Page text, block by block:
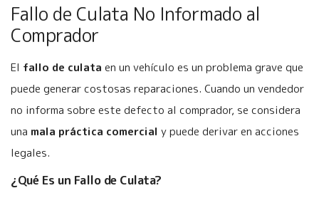
Fallo de Culata No Informado al
Comprador
El fallo de culata en un vehículo es un problema grave que
puede generar costosas reparaciones. Cuando un vendedor
no informa sobre este defecto al comprador, se considera
una mala práctica comercial y puede derivar en acciones
legales.
¿Qué Es un Fallo de Culata?